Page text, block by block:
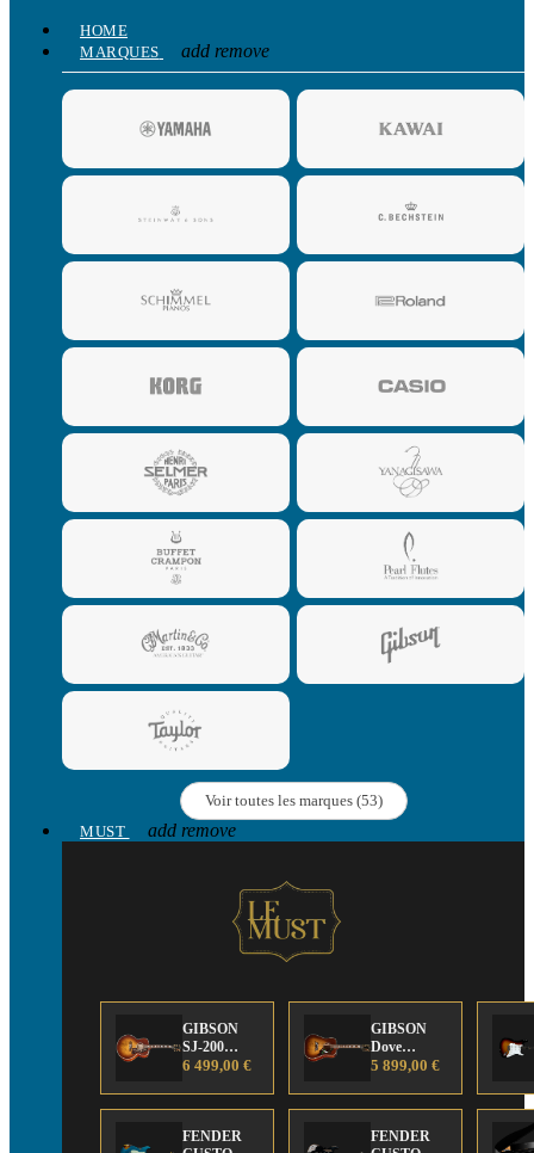
HOME
MARQUES
add remove
Voir toutes les marques (53)
MUST
add remove
GIBSON
SJ-200
Anniversary
Edition
6 499,00 €
GIBSON
Dove
Anniversary
Edition
5 899,00 €
FENDER
FENDER